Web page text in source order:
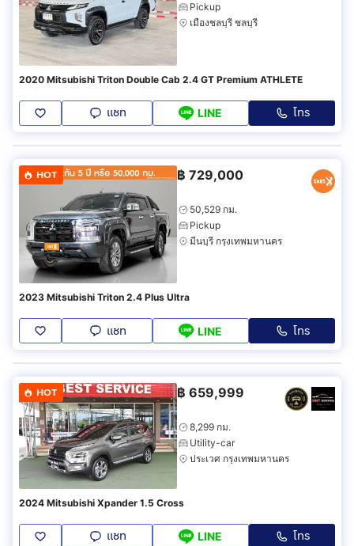
Pickup
เมืองชลบุรี ชลบุรี
2020 Mitsubishi Triton Double Cab 2.4 GT Premium ATHLETE
แชท LINE โทร
HOT ฿ 729,000
50,529 กม.
Pickup
มีนบุรี กรุงเทพมหานคร
2023 Mitsubishi Triton 2.4 Plus Ultra
แชท LINE โทร
HOT ฿ 659,999
8,299 กม.
Utility-car
ประเวศ กรุงเทพมหานคร
2024 Mitsubishi Xpander 1.5 Cross
แชท LINE โทร